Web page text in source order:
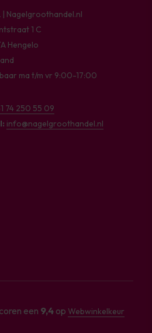
| Nagelgroothandel.nl
1 C
Hengelo
ma t/m vr 9:00-17:00
74 250 55 09
info@nagelgroothandel.nl
een 9,4op Webwinkelkeur